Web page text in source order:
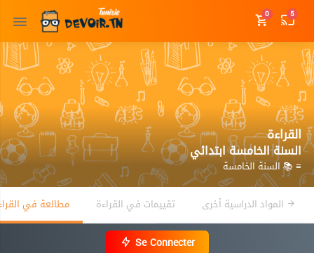
0 5
القراءة
السنة الخامسة ابتدائي
≡ 📚 السنة الخامسة
المواد الدراسية أخرى تقييمات في القراءة مطالعة في
Se Connecter